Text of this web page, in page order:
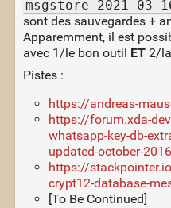
msgstore-2021-03-
sont des sauvegardes +
Apparemment, il est
avec 1/le bon outil ET2/la
Pistes :
https://andreas-
https://forum.xda-
whatsapp-key-db-
updated-october-
https://
crypt12-database-
[To Be Continued]